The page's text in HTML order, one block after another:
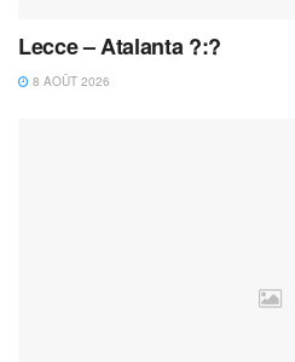
Lecce – Atalanta ?:?
8 AOÛT 2026